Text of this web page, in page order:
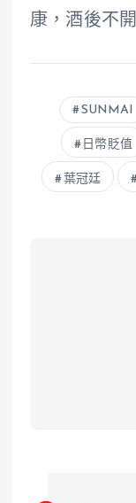
康，酒後不
SUNMAI
日幣貶值
葉冠廷